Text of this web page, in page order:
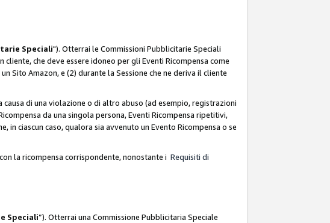
Speciali"). Otterrai le Commissioni Pubblicitarie Speciali
cliente, che deve essere idoneo per gli Eventi Ricompensa come
Sito Amazon, e (2) durante la Sessione che ne deriva il cliente
di una violazione o di altro abuso (ad esempio, registrazioni
da una singola persona, Eventi Ricompensa ripetitivi,
in ciascun caso, qualora sia avvenuto un Evento Ricompensa o se
la ricompensa corrispondente, nonostante i Requisiti di
Speciali”). Otterrai una Commissione Pubblicitaria Speciale